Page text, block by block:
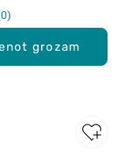
grozam
0